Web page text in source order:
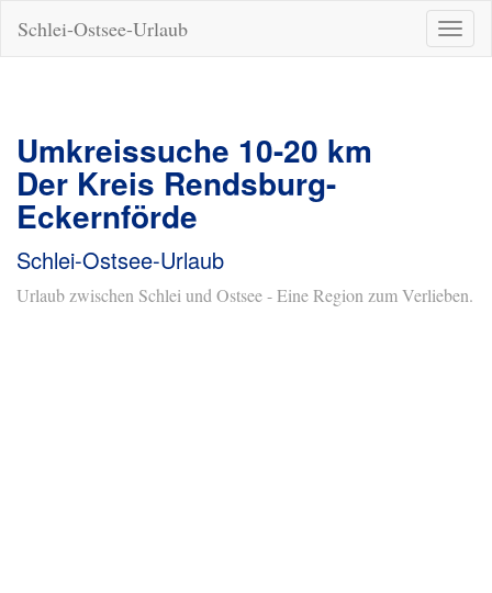
ein-/
Schlei-Ostsee-Urlaub
Umkreissuche 10-20 km
Der Kreis Rendsburg-
Eckernförde
Schlei-Ostsee-Urlaub
Urlaub zwischen Schlei und Ostsee - Eine Region zum Verlieben.